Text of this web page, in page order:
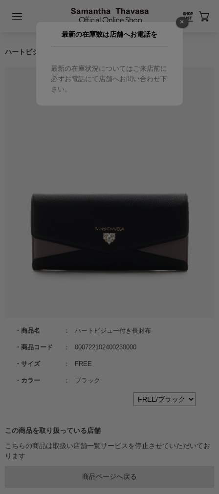
ハートビジュー付き長財布
商品名 ハートビジュー付き長財布
商品コード 000722102400230000
サイズ FREE
カラー ブラック
この商品を取り扱っている店舗
こちらの商品は取扱い店舗一覧サービスを停止させていただいてお
ります
×
最新の在庫数は店舗へお電話を
最新の在庫状況についてはご来店前に
必ずお電話にて店舗へお問い合わせ下
さい。